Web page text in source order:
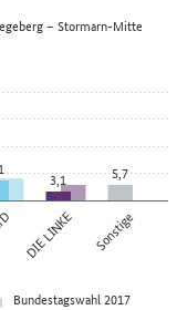
DIE LINKE Sonstige
3,1 5,7
– Stormarn-Mitte
Bundestagswahl 2017